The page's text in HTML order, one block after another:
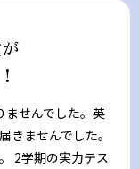
ませんでした。英
きませんでした。
2学期の実力テス